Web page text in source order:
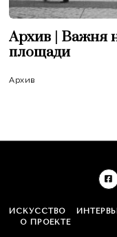
Архив | Важня
площади
Архив
ИСКУССТВО
О ПРОЕКТЕ